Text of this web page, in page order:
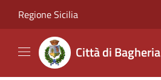
Regione Sicilia
Città di Bagheria